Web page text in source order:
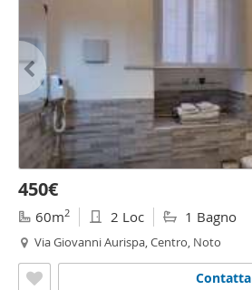
450€
60m2 2 Loc 1 Bagno
Via Giovanni Aurispa, Centro, Noto
Contatta